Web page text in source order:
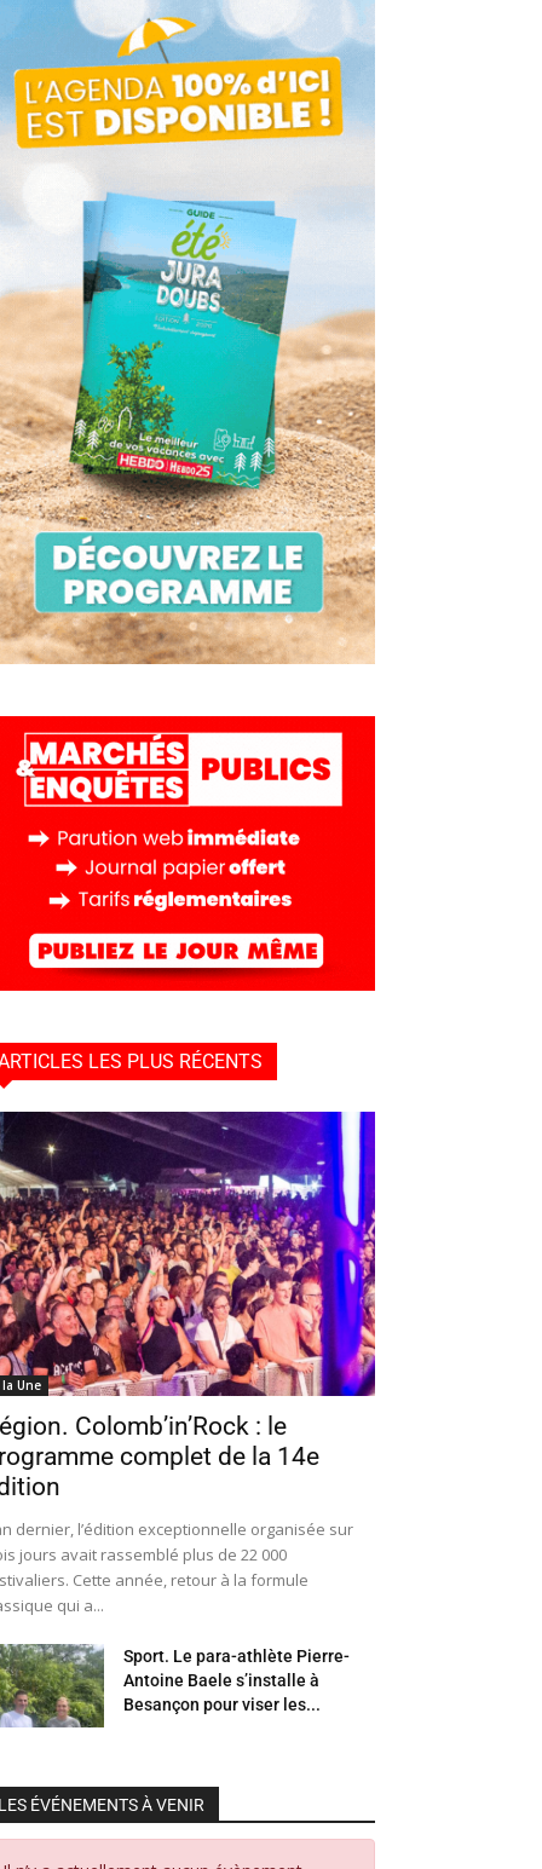
LES PLUS RÉCENTS
la Une
Colomb’in’Rock : le
complet de la 14e
dernier, l’édition exceptionnelle organisée sur
jours avait rassemblé plus de 22 000
Cette année, retour à la formule
qui a...
Sport. Le para-athlète Pierre-
Antoine Baele s’installe à
Besançon pour viser les...
LES ÉVÉNEMENTS À VENIR